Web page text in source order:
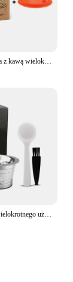
Ulepszona kapsułka z kawą wielokrotnego użytku do Dolce Gusto Kubek filtrujący ze stali nierdzewnej wielokrotnego użytku do ekspresu do kawy Nescafe Crema Maker
Kapsułka z kawą wielokrotnego użytku ze stali nierdzewnej do ekspresu Cafissimo Classic K FEE Caffitaly i Tchibo Maszyna z trzema sercami